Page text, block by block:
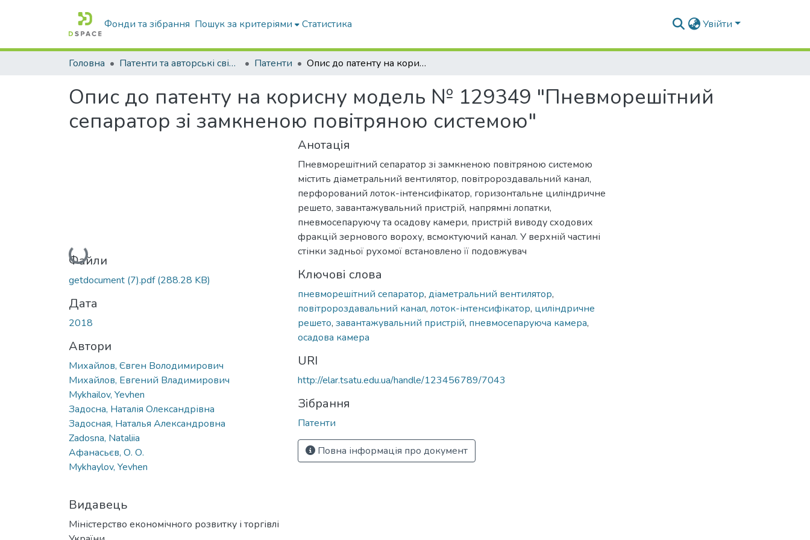
Фонди та зібрання Пошук за критеріями Статистика Увійти
Головна Патенти та авторські свідоцтва Патенти Опис до патенту на корисну модель № 129349 "Пневморешітний сепаратор зі замкненою повітряною системою"
Опис до патенту на корисну модель № 129349 "Пневморешітний
сепаратор зі замкненою повітряною системою"
Вантажиться...
Файли
getdocument (7).pdf(288.28 KB)
Дата
2018
Автори
Михайлов, Євген Володимирович
Михайлов, Евгений Владимирович
Mykhailov, Yevhen
Задосна, Наталія Олександрівна
Задосная, Наталья Александровна
Zadosna, Nataliia
Афанасьєв, О. О.
Mykhaylov, Yevhen
Видавець
Міністерство економічного розвитку і торгівлі
Анотація
Пневморешітний сепаратор зі замкненою повітряною системою
містить діаметральний вентилятор, повітророздавальний канал,
перфорований лоток-інтенсифікатор, горизонтальне циліндричне
решето, завантажувальний пристрій, напрямні лопатки,
пневмосепаруючу та осадову камери, пристрій виводу сходових
фракцій зернового вороху, всмоктуючий канал. У верхній частині
стінки задньої рухомої встановлено її подовжувач
Ключові слова
пневморешітний сепаратор, діаметральний вентилятор,
повітророздавальний канал, лоток-інтенсифікатор, циліндричне
решето, завантажувальний пристрій, пневмосепаруюча камера,
осадова камера
URI
http://elar.tsatu.edu.ua/handle/123456789/7043
Зібрання
Патенти
Повна інформація про документ